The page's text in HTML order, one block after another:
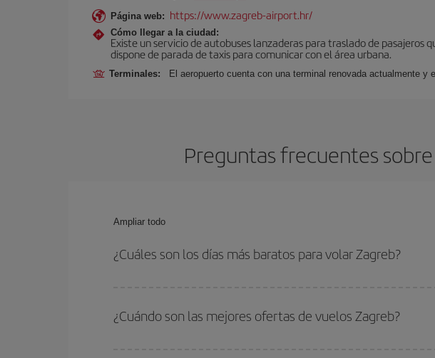
Página web: https://www.zagreb-airport.hr/
Cómo llegar a la ciudad:
Existe un servicio de autobuses lanzaderas para traslado de
dispone de parada de taxis para comunicar con el área urbana.
Terminales: El aeropuerto cuenta con una terminal renovada actualmente y
Preguntas frecuentes
Ampliar todo
¿Cuáles son los días más baratos para volar Zagreb?
quieres ir y en qué fechas habías pensado viajar. Te mostraremos los vuelos
para que puedas encontrar la mejor oferta. Además, busca en las diferentes
¿Cuándo son las mejores ofertas de vuelos Zagreb?